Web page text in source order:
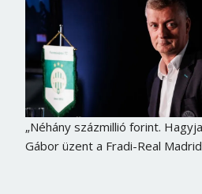
„Néhány százmillió forint.
Gábor üzent a Fradi-Real